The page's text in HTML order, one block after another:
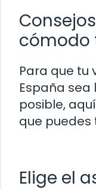
cómodo
Para que tu
España
posible,
que puedes
Elige el